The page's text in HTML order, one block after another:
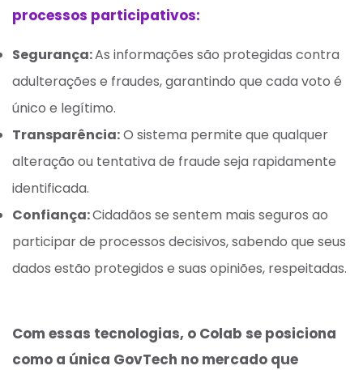
processos participativos:
Segurança:As informações são protegidas contra
adulterações e fraudes, garantindo que cada voto é
único e legítimo.
Transparência:O sistema permite que qualquer
alteração ou tentativa de fraude seja rapidamente
identificada.
Confiança:Cidadãos se sentem mais seguros ao
participar de processos decisivos, sabendo que seus
dados estão protegidos e suas opiniões, respeitadas.
Com essas tecnologias, o Colab se posiciona
como a única GovTech no mercado que